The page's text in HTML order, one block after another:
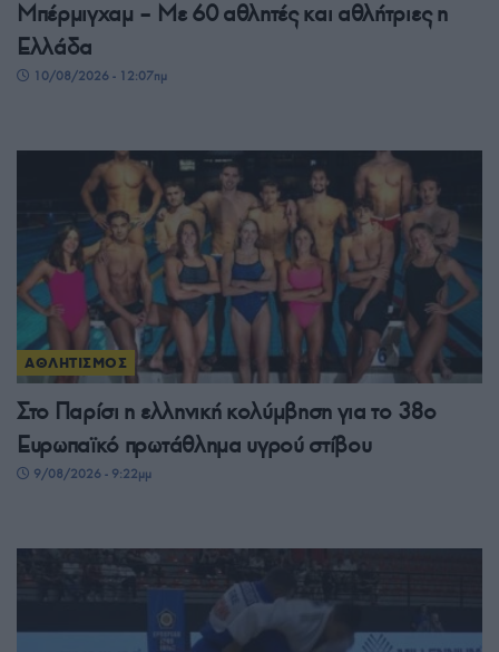
Μπέρμιγχαμ – Με 60 αθλητές και αθλήτριες η
Ελλάδα
10/08/2026 - 12:07πμ
ΑΘΛΗΤΙΣΜΟΣ
Στο Παρίσι η ελληνική κολύμβηση για το 38ο
Ευρωπαϊκό πρωτάθλημα υγρού στίβου
9/08/2026 - 9:22μμ